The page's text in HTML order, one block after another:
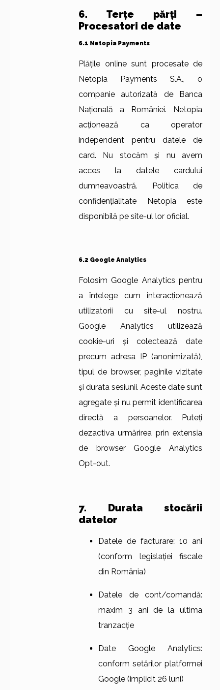
6. Terțe părți –
Procesatori de date
6.1 Netopia Payments
Plățile online sunt procesate de
Netopia Payments S.A., o
companie autorizată de Banca
Națională a României. Netopia
acționează ca operator
independent pentru datele de
card. Nu stocăm și nu avem
acces la datele cardului
dumneavoastră. Politica de
confidențialitate Netopia este
disponibilă pe site-ul lor oficial.
6.2 Google Analytics
Folosim Google Analytics pentru
a înțelege cum interacționează
utilizatorii cu site-ul nostru.
Google Analytics utilizează
cookie-uri și colectează date
precum adresa IP (anonimizată),
tipul de browser, paginile vizitate
și durata sesiunii. Aceste date sunt
agregate și nu permit identificarea
directă a persoanelor. Puteți
dezactiva urmărirea prin extensia
de browser Google Analytics
Opt-out.
7. Durata stocării
datelor
Datele de facturare: 10 ani
(conform legislației fiscale
din România)
Datele de cont/comandă:
maxim 3 ani de la ultima
tranzacție
Date Google Analytics:
conform setărilor platformei
Google (implicit 26 luni)